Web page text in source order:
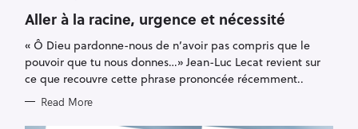
T
E
O
I
E
S
Aller à la racine, urgence et nécessité
« Ô Dieu pardonne-nous de n’avoir pas compris que le
pouvoir que tu nous donnes…» Jean-Luc Lecat revient sur
ce que recouvre cette phrase prononcée récemment..
Read More